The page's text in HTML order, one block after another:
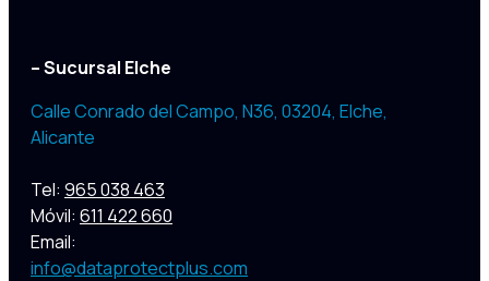
– Sucursal Elche
Calle Conrado del Campo, N36, 03204, Elche,
Alicante
Tel: 965 038 463
Móvil: 611 422 660
Email:
info@dataprotectplus.com